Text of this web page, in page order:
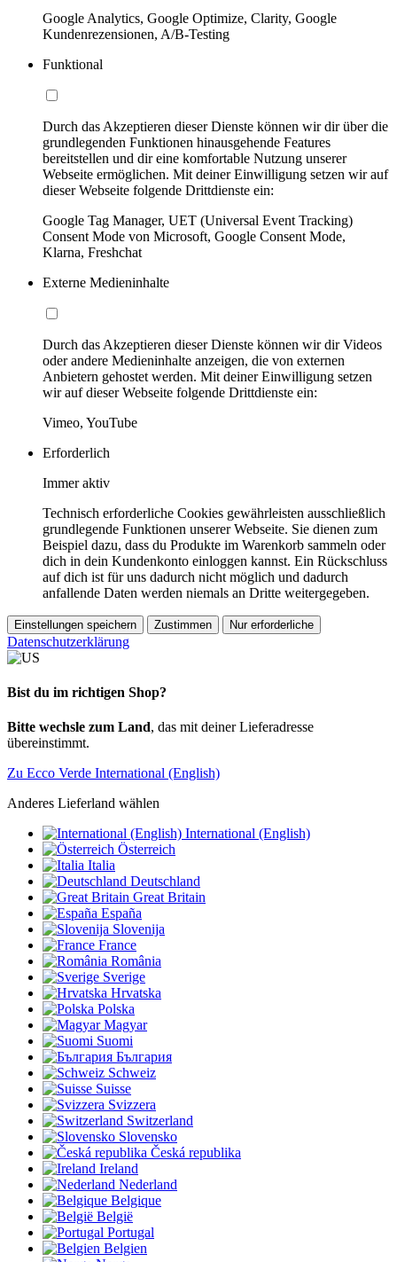
Google Analytics, Google Optimize, Clarity, Google
Kundenrezensionen, A/B-Testing
Funktional
Durch das Akzeptieren dieser Dienste können wir dir über die
grundlegenden Funktionen hinausgehende Features
bereitstellen und dir eine komfortable Nutzung unserer
Webseite ermöglichen. Mit deiner Einwilligung setzen wir auf
dieser Webseite folgende Drittdienste ein:
Google Tag Manager, UET (Universal Event Tracking)
Consent Mode von Microsoft, Google Consent Mode,
Klarna, Freshchat
Externe Medieninhalte
Durch das Akzeptieren dieser Dienste können wir dir Videos
oder andere Medieninhalte anzeigen, die von externen
Anbietern gehostet werden. Mit deiner Einwilligung setzen
wir auf dieser Webseite folgende Drittdienste ein:
Vimeo, YouTube
Erforderlich
Immer aktiv
Technisch erforderliche Cookies gewährleisten ausschließlich
grundlegende Funktionen unserer Webseite. Sie dienen zum
Beispiel dazu, dass du Produkte im Warenkorb sammeln oder
dich in dein Kundenkonto einloggen kannst. Ein Rückschluss
auf dich ist für uns dadurch nicht möglich und dadurch
anfallende Daten werden niemals an Dritte weitergegeben.
Einstellungen speichern Zustimmen Nur erforderliche
Datenschutzerklärung
Bist du im richtigen Shop?
Bitte wechsle zum Land, das mit deiner Lieferadresse
übereinstimmt.
Zu Ecco Verde International (English)
Anderes Lieferland wählen
International (English)
Österreich
Italia
Deutschland
Great Britain
España
Slovenija
France
România
Sverige
Hrvatska
Polska
Magyar
Suomi
България
Schweiz
Suisse
Svizzera
Switzerland
Slovensko
Česká republika
Ireland
Nederland
Belgique
België
Portugal
Belgien